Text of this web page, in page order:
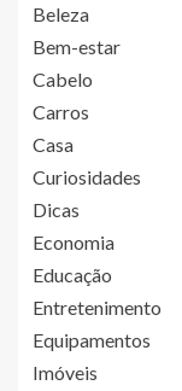
Beleza
Bem-estar
Cabelo
Carros
Casa
Curiosidades
Dicas
Economia
Educação
Entretenimento
Equipamentos
Imóveis